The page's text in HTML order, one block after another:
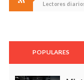
Lectores
POPULARES